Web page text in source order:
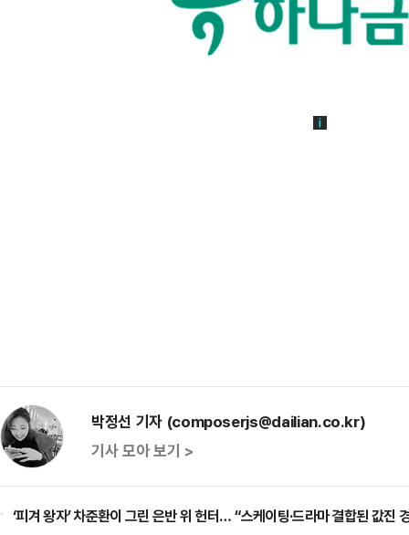
박정선 기자 (composerjs@dailian.co.kr)
기사 모아 보기 >
‘피겨 왕자’ 차준환이 그린 은반 위 헌터… “스케이팅·드라마 결합된 값진